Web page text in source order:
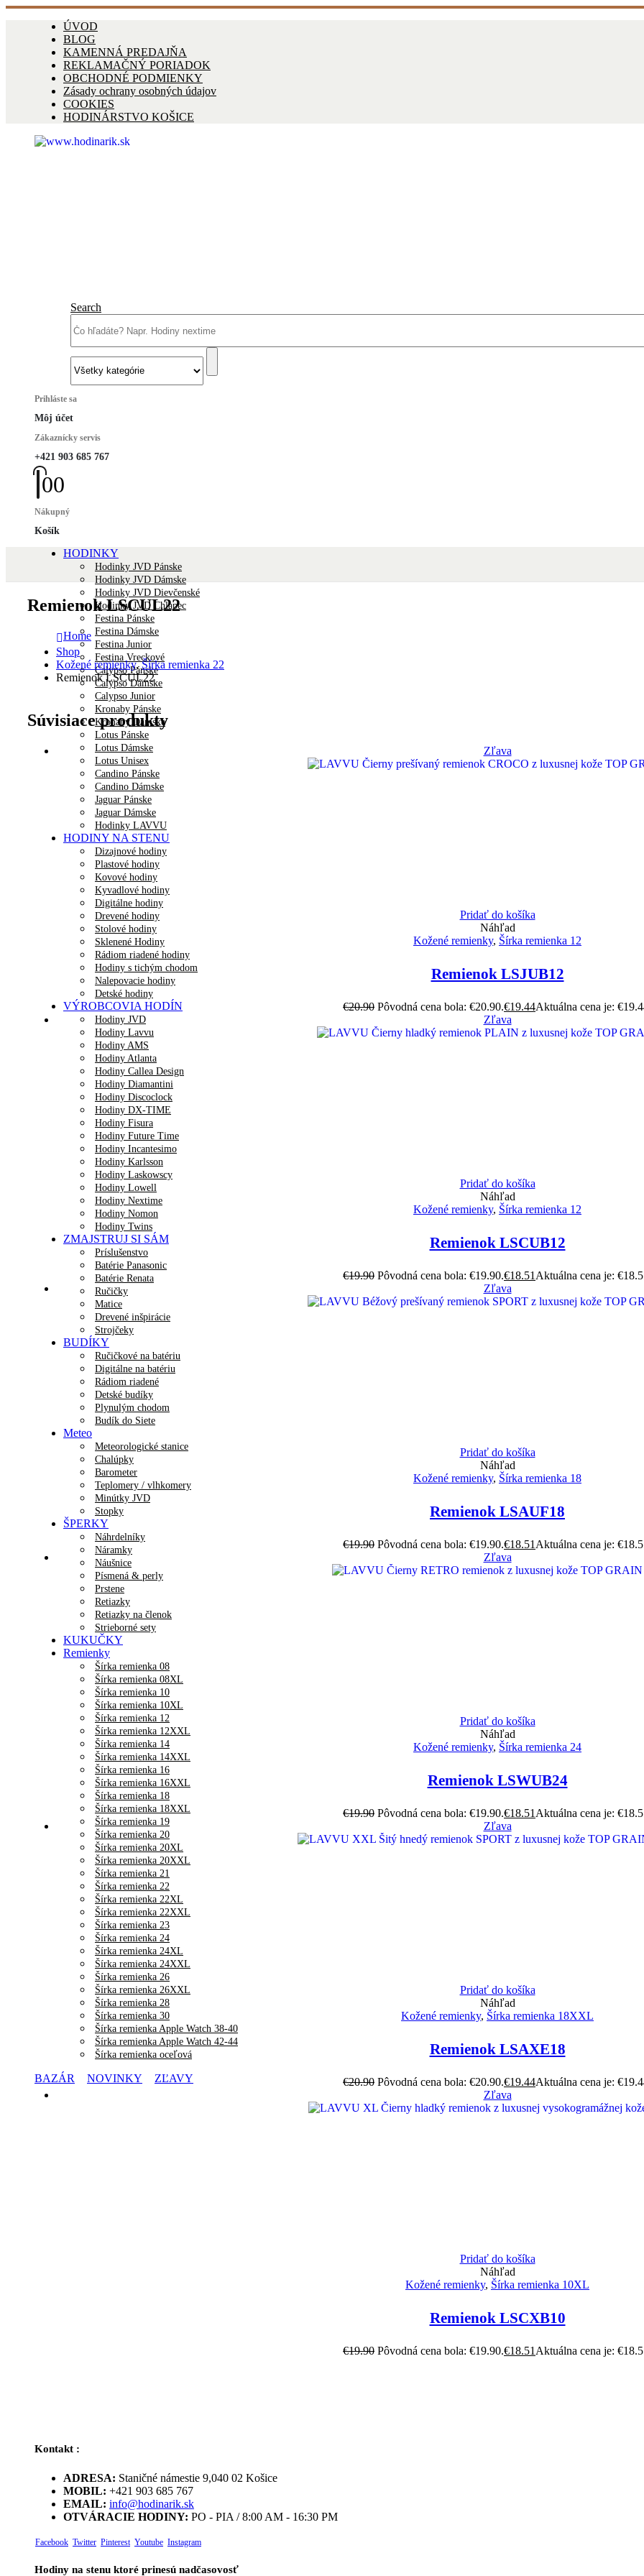
ÚVOD
BLOG
KAMENNÁ PREDAJŇA
REKLAMAČNÝ PORIADOK
OBCHODNÉ PODMIENKY
Zásady ochrany osobných údajov
COOKIES
HODINÁRSTVO KOŠICE
Search
Prihláste sa
Môj účet
Zákaznícky servis
+421 903 685 767
00
Nákupný
Košík
HODINKY
Hodinky JVD Pánske
Hodinky JVD Dámske
Hodinky JVD Dievčenské
Hodinky JVD Chlapec
Festina Pánske
Festina Dámske
Festina Junior
Festina Vreckové
Calypso Pánske
Calypso Dámske
Calypso Junior
Kronaby Pánske
Kronaby Dámske
Lotus Pánske
Lotus Dámske
Lotus Unisex
Candino Pánske
Candino Dámske
Jaguar Pánske
Jaguar Dámske
Hodinky LAVVU
HODINY NA STENU
Dizajnové hodiny
Plastové hodiny
Kovové hodiny
Kyvadlové hodiny
Digitálne hodiny
Drevené hodiny
Stolové hodiny
Sklenené Hodiny
Rádiom riadené hodiny
Hodiny s tichým chodom
Nalepovacie hodiny
Detské hodiny
VÝROBCOVIA HODÍN
Hodiny JVD
Hodiny Lavvu
Hodiny AMS
Hodiny Atlanta
Hodiny Callea Design
Hodiny Diamantini
Hodiny Discoclock
Hodiny DX-TIME
Hodiny Fisura
Hodiny Future Time
Hodiny Incantesimo
Hodiny Karlsson
Hodiny Laskowscy
Hodiny Lowell
Hodiny Nextime
Hodiny Nomon
Hodiny Twins
ZMAJSTRUJ SI SÁM
Príslušenstvo
Batérie Panasonic
Batérie Renata
Ručičky
Matice
Drevené inšpirácie
Strojčeky
BUDÍKY
Ručičkové na batériu
Digitálne na batériu
Rádiom riadené
Detské budíky
Plynulým chodom
Budík do Siete
Meteo
Meteorologické stanice
Chalúpky
Barometer
Teplomery / vlhkomery
Minútky JVD
Stopky
ŠPERKY
Náhrdelníky
Náramky
Náušnice
Písmená & perly
Prstene
Retiazky
Retiazky na členok
Strieborné sety
KUKUČKY
Remienky
Šírka remienka 08
Šírka remienka 08XL
Šírka remienka 10
Šírka remienka 10XL
Šírka remienka 12
Šírka remienka 12XXL
Šírka remienka 14
Šírka remienka 14XXL
Šírka remienka 16
Šírka remienka 16XXL
Šírka remienka 18
Šírka remienka 18XXL
Šírka remienka 19
Šírka remienka 20
Šírka remienka 20XL
Šírka remienka 20XXL
Šírka remienka 21
Šírka remienka 22
Šírka remienka 22XL
Šírka remienka 22XXL
Šírka remienka 23
Šírka remienka 24
Šírka remienka 24XL
Šírka remienka 24XXL
Šírka remienka 26
Šírka remienka 26XXL
Šírka remienka 28
Šírka remienka 30
Šírka remienka Apple Watch 38-40
Šírka remienka Apple Watch 42-44
Šírka remienka oceľová
BAZÁR NOVINKY ZĽAVY
Remienok LSCUL22
Home
Shop
Kožené remienky,Šírka remienka 22
Remienok LSCUL22
Súvisiace produkty
Zľava
Pridať do košíka
Náhľad
Kožené remienky, Šírka remienka 12
Remienok LSJUB12
€20.90 Pôvodná cena bola: €20.90.€19.44Aktuálna cena je:
Zľava
Pridať do košíka
Náhľad
Kožené remienky, Šírka remienka 12
Remienok LSCUB12
€19.90 Pôvodná cena bola: €19.90.€18.51 Aktuálna cena je:
Zľava
Pridať do košíka
Náhľad
Kožené remienky, Šírka remienka 18
Remienok LSAUF18
€19.90 Pôvodná cena bola: €19.90.€18.51 Aktuálna cena je:
Zľava
Pridať do košíka
Náhľad
Kožené remienky, Šírka remienka 24
Remienok LSWUB24
€19.90 Pôvodná cena bola: €19.90.€18.51 Aktuálna cena je:
Zľava
Pridať do košíka
Náhľad
Kožené remienky, Šírka remienka 18XXL
Remienok LSAXE18
€20.90 Pôvodná cena bola: €20.90.€19.44Aktuálna cena je:
Zľava
Pridať do košíka
Náhľad
Kožené remienky, Šírka remienka 10XL
Remienok LSCXB10
€19.90 Pôvodná cena bola: €19.90.€18.51 Aktuálna cena je:
Kontakt :
ADRESA: Staničné námestie 9,040 02 Košice
MOBIL: +421 903 685 767
EMAIL: info@hodinarik.sk
OTVÁRACIE HODINY: PO - PIA / 8:00 AM - 16:30 PM
Facebook Twitter Pinterest Youtube Instagram
Hodiny na stenu ktoré prinesú nadčasovosť